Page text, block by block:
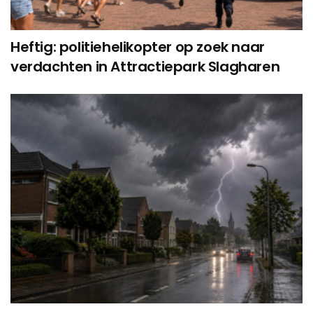
Heftig: politiehelikopter op zoek naar
verdachten in Attractiepark Slagharen